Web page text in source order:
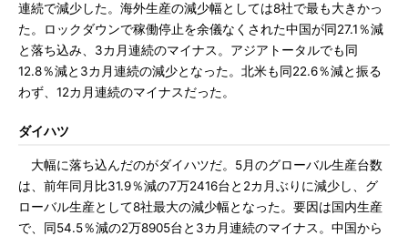
連続で減少した。海外生産の減少幅としては8社で最も大きかっ
た。ロックダウンで稼働停止を余儀なくされた中国が同27.1％減
と落ち込み、3カ月連続のマイナス。アジアトータルでも同
12.8％減と3カ月連続の減少となった。北米も同22.6％減と振る
わず、12カ月連続のマイナスだった。
ダイハツ
大幅に落ち込んだのがダイハツだ。5月のグローバル生産台数
は、前年同月比31.9％減の7万2416台と2カ月ぶりに減少し、グ
ローバル生産として8社最大の減少幅となった。要因は国内生産
で、同54.5％減の2万8905台と3カ月連続のマイナス。中国から